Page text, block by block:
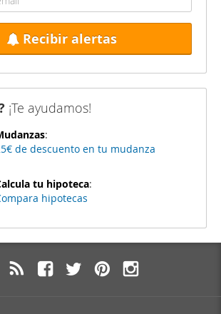
Recibir alertas
¡Te ayudamos!
:
de descuento en tu mudanza
tu hipoteca:
hipotecas